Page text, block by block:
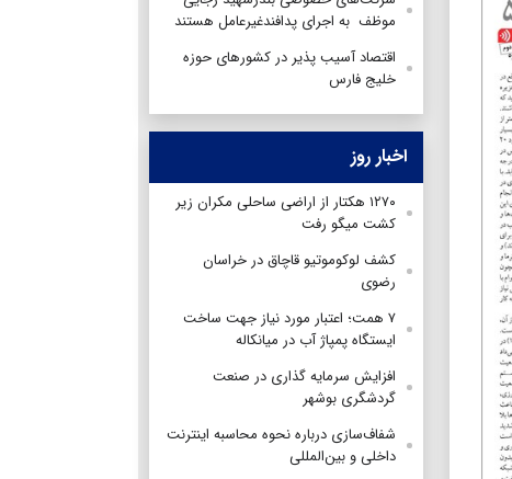
موظف به اجرای پدافندغیرعامل هستند
اقتصاد آسیب پذیر در کشورهای حوزه
خلیج فارس
اخبار روز
۱۲۷۰ هکتار از اراضی ساحلی مکران زیر
کشت میگو رفت
کشف لوکوموتیو قاچاق در خراسان
رضوی
۷ همت؛ اعتبار مورد نیاز جهت ساخت
ایستگاه پمپاژ آب در میانکاله
افزایش سرمایه گذاری در صنعت
گردشگری بوشهر
شفاف‌سازی درباره نحوه محاسبه اینترنت
داخلی و بین‌المللی